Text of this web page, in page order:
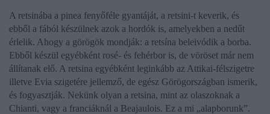
A retsinába a pinea fenyőféle gyantáját, a retsini-t keverik, és
ebből a fából készülnek azok a hordók is, amelyekben a nedűt
érlelik. Ahogy a görögök mondják: a retsína beleivódik a borba.
Ebből készül egyébként rosé- és fehérbor is, de vöröset már nem
állítanak elő. A retsina egyébként leginkább az Attikai-félszigetre
illetve Evia szigetére jellemző, de egész Görögországban ismerik,
és fogyasztják. Nekünk olyan a retsina, mint az olaszoknak a
Chianti, vagy a franciáknál a Beajaulois. Ez a mi „alapborunk”.